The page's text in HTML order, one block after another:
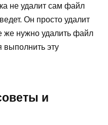
не удалит сам файл
Он просто удалит
же нужно удалить файл
выполнить эту
и